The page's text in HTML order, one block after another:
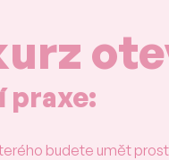
praxe:
budete umět